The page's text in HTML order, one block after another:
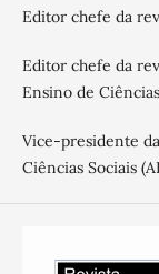
Editor chefe da
Editor chefe da
Ensino de
Vice-presidente
Ciências Sociais